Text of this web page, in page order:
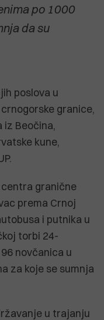
po 1000
da su
poslova u
granice,
iz Beočina,
kune,
granične
prema Crnoj
i putnika u
torbi 24-
novčanica u
za koje se sumnja
u trajanju